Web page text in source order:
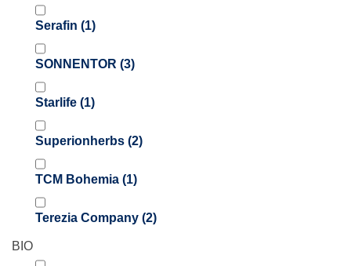
Serafin (1)
SONNENTOR (3)
Starlife (1)
Superionherbs (2)
TCM Bohemia (1)
Terezia Company (2)
BIO